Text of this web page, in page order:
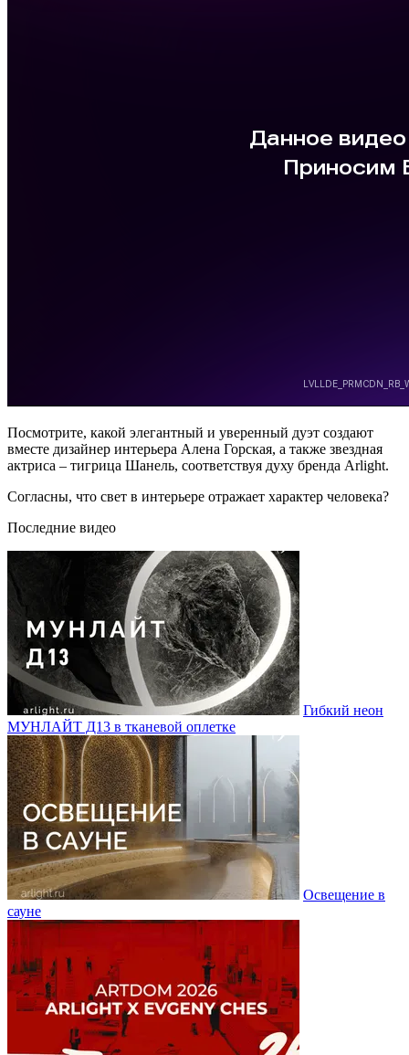
Посмотрите, какой элегантный и уверенный дуэт создают
вместе дизайнер интерьера Алена Горская, а также звездная
актриса – тигрица Шанель, соответствуя духу бренда Arlight.
Согласны, что свет в интерьере отражает характер человека?
Последние видео
Гибкий неон
МУНЛАЙТ Д13 в тканевой оплетке
Освещение в
сауне